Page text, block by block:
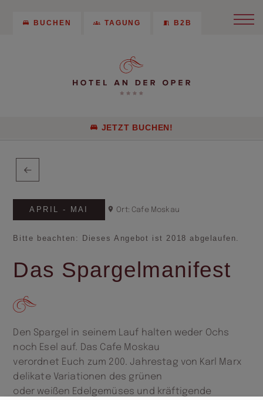
BUCHEN TAGUNG B2B
JETZT BUCHEN!
APRIL - MAI Ort: Cafe Moskau
Bitte beachten: Dieses Angebot ist 2018 abgelaufen.
Das Spargelmanifest
Den Spargel in seinem Lauf halten weder Ochs
noch Esel auf. Das Cafe Moskau
verordnet Euch zum 200. Jahrestag von Karl Marx
delikate Variationen des grünen
oder weißen Edelgemüses und kräftigende